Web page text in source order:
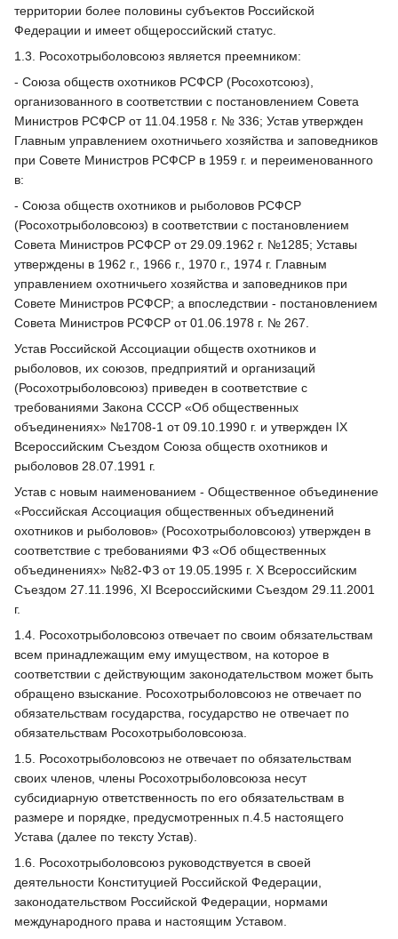
территории более половины субъектов Российской
Федерации и имеет общероссийский статус.
1.3. Росохотрыболовсоюз является преемником:
- Союза обществ охотников РСФСР (Росохотсоюз),
организованного в соответствии с постановлением Совета
Министров РСФСР от 11.04.1958 г. № 336; Устав утвержден
Главным управлением охотничьего хозяйства и заповедников
при Совете Министров РСФСР в 1959 г. и переименованного
в:
- Союза обществ охотников и рыболовов РСФСР
(Росохотрыболовсоюз) в соответствии с постановлением
Совета Министров РСФСР от 29.09.1962 г. №1285; Уставы
утверждены в 1962 г., 1966 г., 1970 г., 1974 г. Главным
управлением охотничьего хозяйства и заповедников при
Совете Министров РСФСР; а впоследствии - постановлением
Совета Министров РСФСР от 01.06.1978 г. № 267.
Устав Российской Ассоциации обществ охотников и
рыболовов, их союзов, предприятий и организаций
(Росохотрыболовсоюз) приведен в соответствие с
требованиями Закона СССР «Об общественных
объединениях» №1708-1 от 09.10.1990 г. и утвержден IX
Всероссийским Съездом Союза обществ охотников и
рыболовов 28.07.1991 г.
Устав с новым наименованием - Общественное объединение
«Российская Ассоциация общественных объединений
охотников и рыболовов» (Росохотрыболовсоюз) утвержден в
соответствие с требованиями ФЗ «Об общественных
объединениях» №82-ФЗ от 19.05.1995 г. Х Всероссийским
Съездом 27.11.1996, XI Всероссийскими Съездом 29.11.2001
г.
1.4. Росохотрыболовсоюз отвечает по своим обязательствам
всем принадлежащим ему имуществом, на которое в
соответствии с действующим законодательством может быть
обращено взыскание. Росохотрыболовсоюз не отвечает по
обязательствам государства, государство не отвечает по
обязательствам Росохотрыболовсоюза.
1.5. Росохотрыболовсоюз не отвечает по обязательствам
своих членов, члены Росохотрыболовсоюза несут
субсидиарную ответственность по его обязательствам в
размере и порядке, предусмотренных п.4.5 настоящего
Устава (далее по тексту Устав).
1.6. Росохотрыболовсоюз руководствуется в своей
деятельности Конституцией Российской Федерации,
законодательством Российской Федерации, нормами
международного права и настоящим Уставом.